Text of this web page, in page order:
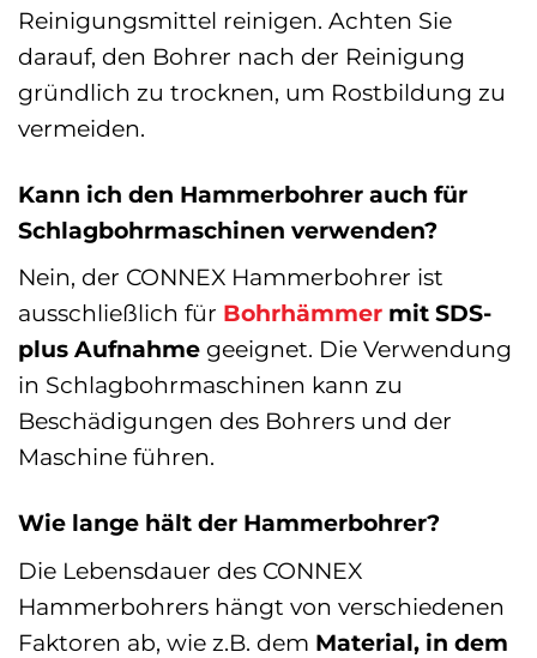
Reinigungsmittel reinigen. Achten Sie
darauf, den Bohrer nach der Reinigung
gründlich zu trocknen, um Rostbildung zu
vermeiden.
Kann ich den Hammerbohrer auch für
Schlagbohrmaschinen verwenden?
Nein, der CONNEX Hammerbohrer ist
ausschließlich für Bohrhämmer mit SDS-
plus Aufnahme geeignet. Die Verwendung
in Schlagbohrmaschinen kann zu
Beschädigungen des Bohrers und der
Maschine führen.
Wie lange hält der Hammerbohrer?
Die Lebensdauer des CONNEX
Hammerbohrers hängt von verschiedenen
Faktoren ab, wie z.B. dem Material, in dem